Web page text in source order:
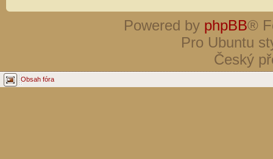
Powered by phpBB®
Pro Ubuntu
Český
Obsah fóra